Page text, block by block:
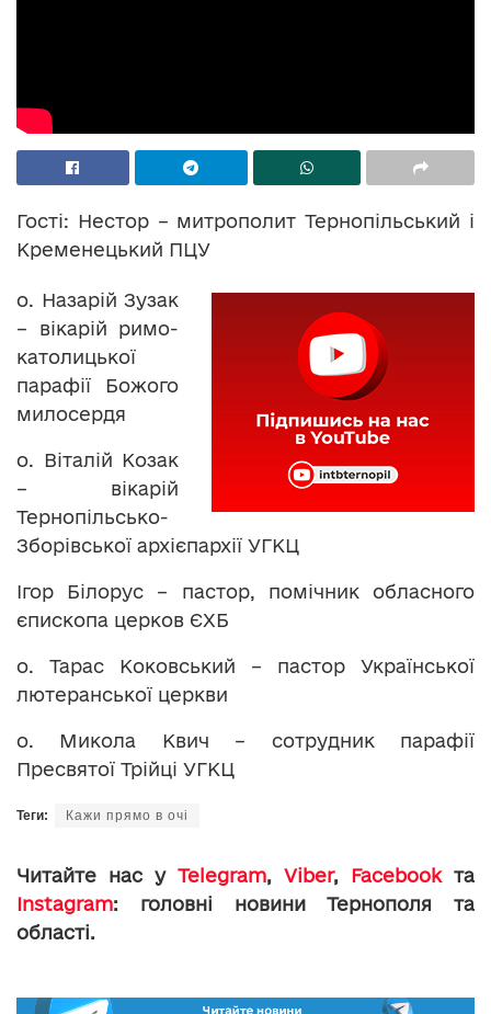
Гості: Нестор – митрополит Тернопільський і
Кременецький ПЦУ
о. Назарій Зузак
– вікарій римо-
католицької
парафії Божого
милосердя
о. Віталій Козак
– вікарій
Тернопільсько-
Зборівської архієпархії УГКЦ
Ігор Білорус – пастор, помічник обласного
єпископа церков ЄХБ
о. Тарас Коковський – пастор Української
лютеранської церкви
о. Микола Квич – сотрудник парафії
Пресвятої Трійці УГКЦ
Теги: Кажи прямо в очі
Читайте нас у Telegram, Viber, Facebookта
Instagram: головні новини Тернополя та
області.